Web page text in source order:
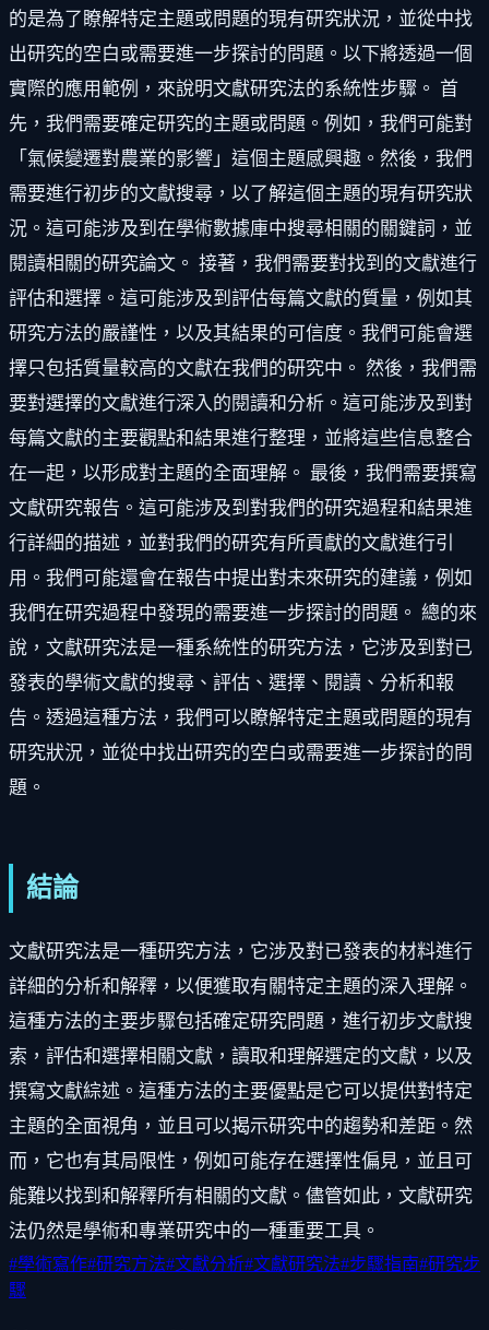
的是為了瞭解特定主題或問題的現有研究狀況，並從中找
出研究的空白或需要進一步探討的問題。以下將透過一個
實際的應用範例，來說明文獻研究法的系統性步驟。 首
先，我們需要確定研究的主題或問題。例如，我們可能對
「氣候變遷對農業的影響」這個主題感興趣。然後，我們
需要進行初步的文獻搜尋，以了解這個主題的現有研究狀
況。這可能涉及到在學術數據庫中搜尋相關的關鍵詞，並
閱讀相關的研究論文。 接著，我們需要對找到的文獻進行
評估和選擇。這可能涉及到評估每篇文獻的質量，例如其
研究方法的嚴謹性，以及其結果的可信度。我們可能會選
擇只包括質量較高的文獻在我們的研究中。 然後，我們需
要對選擇的文獻進行深入的閱讀和分析。這可能涉及到對
每篇文獻的主要觀點和結果進行整理，並將這些信息整合
在一起，以形成對主題的全面理解。 最後，我們需要撰寫
文獻研究報告。這可能涉及到對我們的研究過程和結果進
行詳細的描述，並對我們的研究有所貢獻的文獻進行引
用。我們可能還會在報告中提出對未來研究的建議，例如
我們在研究過程中發現的需要進一步探討的問題。 總的來
說，文獻研究法是一種系統性的研究方法，它涉及到對已
發表的學術文獻的搜尋、評估、選擇、閱讀、分析和報
告。透過這種方法，我們可以瞭解特定主題或問題的現有
研究狀況，並從中找出研究的空白或需要進一步探討的問
題。
結論
文獻研究法是一種研究方法，它涉及對已發表的材料進行
詳細的分析和解釋，以便獲取有關特定主題的深入理解。
這種方法的主要步驟包括確定研究問題，進行初步文獻搜
索，評估和選擇相關文獻，讀取和理解選定的文獻，以及
撰寫文獻綜述。這種方法的主要優點是它可以提供對特定
主題的全面視角，並且可以揭示研究中的趨勢和差距。然
而，它也有其局限性，例如可能存在選擇性偏見，並且可
能難以找到和解釋所有相關的文獻。儘管如此，文獻研究
法仍然是學術和專業研究中的一種重要工具。
#學術寫作#研究方法#文獻分析#文獻研究法#步驟指南#研究步
驟